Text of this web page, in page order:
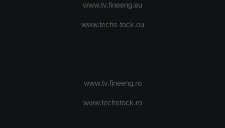
www.tv.fineeng.eu
www.techs-tock.eu
www.tv.fineeng.ro
www.techstock.ro